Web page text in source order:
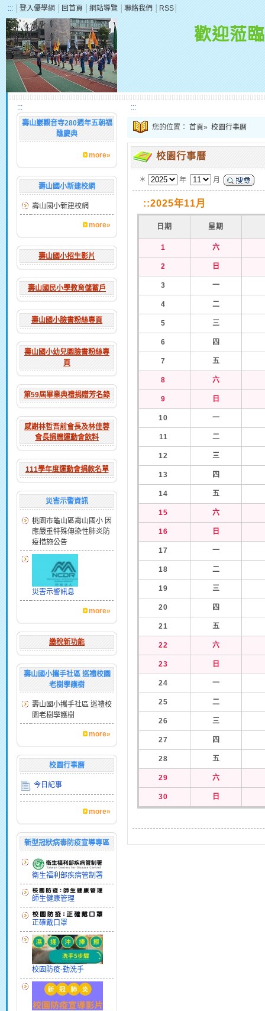
::: 登入優學網 回首頁 網站導覽 聯絡我們 RSS
歡迎蒞
:::
壽山巖觀音寺280週年五朝福
醮慶典
more»
壽山國小新建校網
壽山國小新建校網
more»
壽山國小招生影片
壽山國民小學教育儲蓄戶
壽山國小臉書粉絲專頁
壽山國小幼兒園臉書粉絲專
頁
第59屆畢業典禮捐贈芳名錄
感謝林哲吾前會長及林佳蓉
會長捐贈運動會飲料
111學年度運動會捐款名單
災害示警資訊
桃園市龜山區壽山國小 因
應嚴重特殊傳染性肺炎防
疫措施公告
災害示警訊息
more»
繳稅新功能
壽山國小攜手社區 巡禮校園
老樹學護樹
壽山國小攜手社區 巡禮校
園老樹學護樹
more»
校園行事曆
今日記事
more»
新型冠狀病毒防疫宣導專區
衛生福利部疾病管制署
師生健康管理
正確戴口罩
校園防疫-勤洗手
:::
您的位置： 首頁» 校園行事曆
校園行事曆
＊ 年 月
::2025年11月
日期 星期
1 六
2 日
3 一
4 二
5 三
6 四
7 五
8 六
9 日
10 一
11 二
12 三
13 四
14 五
15 六
16 日
17 一
18 二
19 三
20 四
21 五
22 六
23 日
24 一
25 二
26 三
27 四
28 五
29 六
30 日